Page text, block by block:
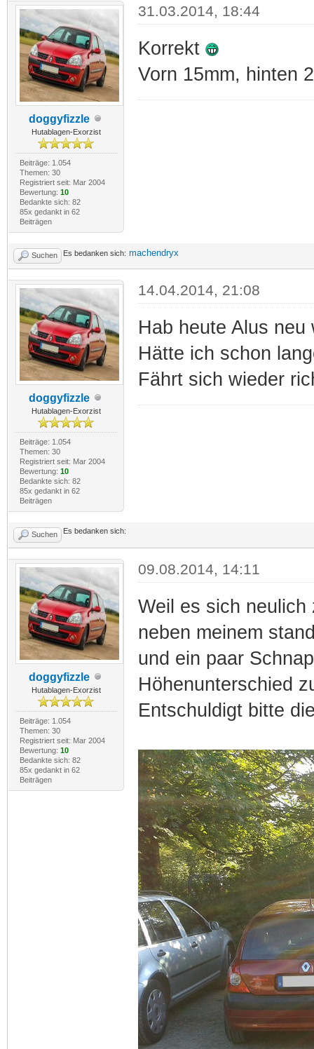
doggyfizzle
Hutablagen-Exorzist
Beiträge: 1.054
Themen: 30
Registriert seit: Mar 2004
Bewertung: 10
Bedankte sich: 82
85x gedankt in 62
Beiträgen
31.03.2014, 18:44
Korrekt
Vorn 15mm, hinten
Suchen Es bedanken sich: machendryx
doggyfizzle
Hutablagen-Exorzist
Beiträge: 1.054
Themen: 30
Registriert seit: Mar 2004
Bewertung: 10
Bedankte sich: 82
85x gedankt in 62
Beiträgen
14.04.2014, 21:08
Hab heute Alus neu
Hätte ich schon
Fährt sich wieder
Suchen Es bedanken sich:
doggyfizzle
Hutablagen-Exorzist
Beiträge: 1.054
Themen: 30
Registriert seit: Mar 2004
Bewertung: 10
Bedankte sich: 82
85x gedankt in 62
Beiträgen
09.08.2014, 14:11
Weil es sich
neben meinem
und ein paar
Höhenunterschied
Entschuldigt bitte